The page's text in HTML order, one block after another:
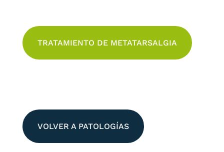
TRATAMIENTO DE METATARSALGIA
VOLVER A PATOLOGÍAS